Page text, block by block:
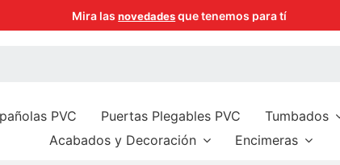
Paga de 3 a 6 meses sin intereses con tus tarjetas preferidas
PVC Puertas Plegables PVC Tumbados
Acabados y Decoración
Encimeras